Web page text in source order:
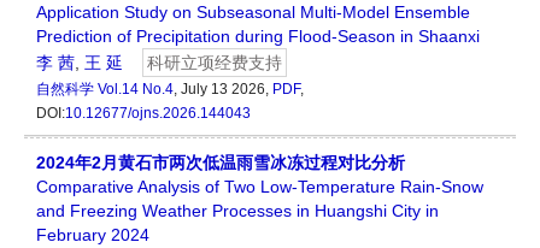
Application Study on Subseasonal Multi-Model Ensemble
Prediction of Precipitation during Flood-Season in Shaanxi
李 茜 王 延 科研立项经费支持
自然科学 Vol.14 No.4, July 13 2026, PDF,
DOI:10.12677/ojns.2026.144043
2024年2月黄石市两次低温雨雪冰冻过程对比分析
Comparative Analysis of Two Low-Temperature Rain-Snow
and Freezing Weather Processes in Huangshi City in
February 2024